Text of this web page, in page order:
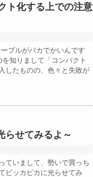
ト化する上での注意
ブルがバカでかいんです
知りまして「コンパクト
したものの、色々と失敗が
らせてみるよ～
ていまして、勢いで買っち
ピッカピカに光らせてみ